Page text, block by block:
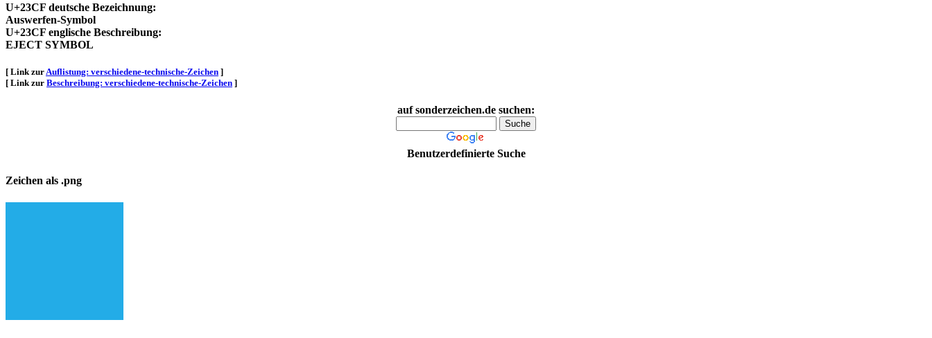
U+23CF deutsche Bezeichnung:
Auswerfen-Symbol
U+23CF englische Beschreibung:
EJECT SYMBOL
[ Link zurAuflistung: verschiedene-technische-Zeichen ]
[ Link zur Beschreibung: verschiedene-technische-Zeichen ]
auf sonderzeichen.de suchen:
Benutzerdefinierte Suche
Zeichen als .png